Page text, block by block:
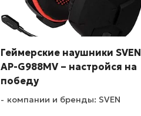
Геймерские наушники SVEN
AP-G988MV – настройся на
победу
компании и бренды: SVEN